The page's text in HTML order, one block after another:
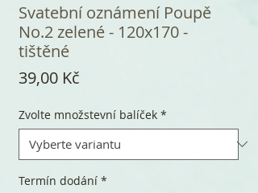
Svatební oznámení Poupě
No.2 zelené - 120x170 -
tištěné
39,00 Kč
Zvolte množstevní balíček *
Termín dodání *